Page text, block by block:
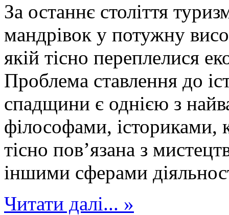
За останнє століття
мандрівок у потужну
якій тісно переплелися
Проблема ставлення до
спадщини є однією з
філософами, істориками,
тісно пов’язана з
іншими сферами
Читати далі... »